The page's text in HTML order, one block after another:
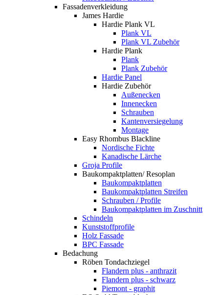
Fassadenverkleidung
James Hardie
Hardie Plank VL
Plank VL
Plank VL Zubehör
Hardie Plank
Plank
Plank Zubehör
Hardie Panel
Hardie Zubehör
Außenecken
Innenecken
Schrauben
Kantenversiegelung
Montage
Easy Rhombus Blackline
Nordische Fichte
Kanadische Lärche
Groja Profile
Baukompaktplatten/ Resoplan
Baukompaktplatten
Baukompaktplatten Streifen
Schrauben / Profile
Baukompaktplatten im Zuschnitt
Schindeln
Kunststoffprofile
Holz Fassade
BPC Fassade
Bedachung
Röben Tondachziegel
Flandern plus - anthrazit
Flandern plus - schwarz
Piemont - graphit